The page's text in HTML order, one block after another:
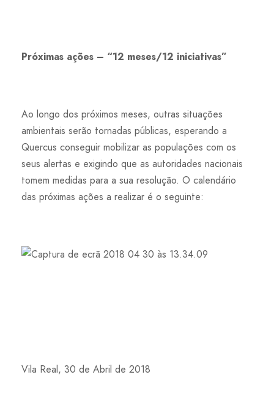
Próximas ações – “12 meses/12 iniciativas”
Ao longo dos próximos meses, outras situações
ambientais serão tornadas públicas, esperando a
Quercus conseguir mobilizar as populações com os
seus alertas e exigindo que as autoridades nacionais
tomem medidas para a sua resolução. O calendário
das próximas ações a realizar é o seguinte:
Vila Real, 30 de Abril de 2018